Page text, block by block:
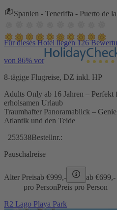
Spanien - Teneriffa - Puerto de
Für dieses Hotel liegen 126
von 86% vor
8-tägige Flugreise, DZ inkl. HP
Adults Only ab 16 Jahren – Perfekt
erholsamen Urlaub
Traumhafter Panoramablick –
Atlantik und den Teide
253538Bestellnr.:
Pauschalreise
Alter Preisab €999,- ab €699,-
pro PersonPreis pro Person
R2 Lago Playa Park